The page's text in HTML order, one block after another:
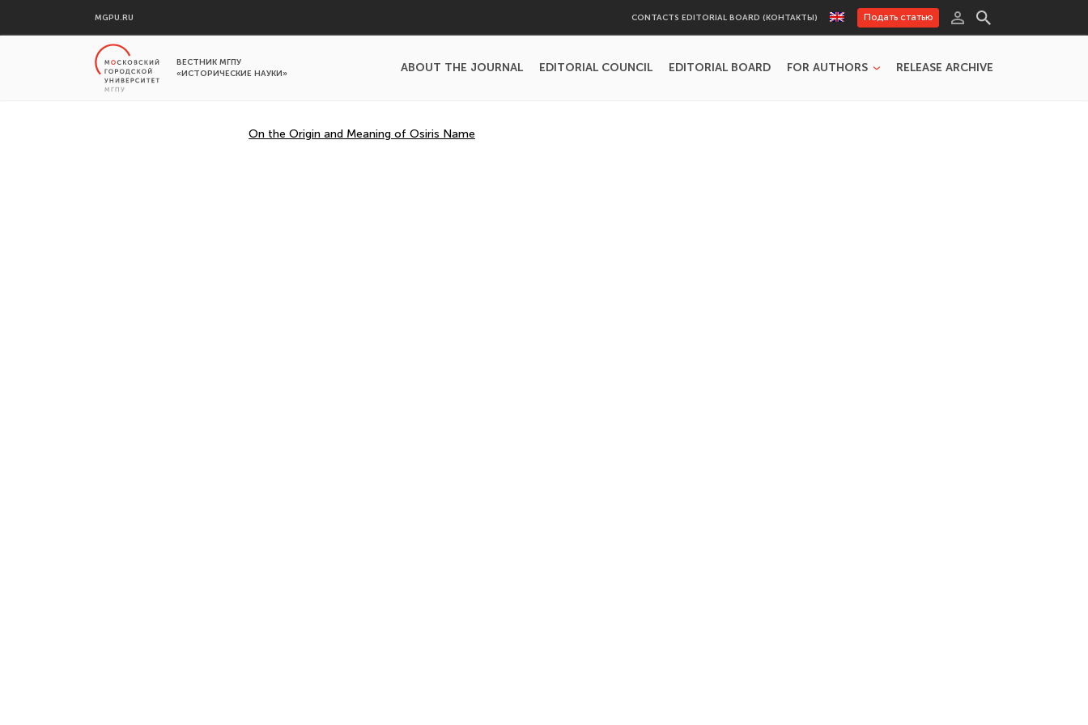
MGPU.RU CONTACTS EDITORIAL BOARD (КОНТАКТЫ) Подать статью
ВЕСТНИК МГПУ
«ИСТОРИЧЕСКИЕ НАУКИ»
ABOUT THE JOURNAL EDITORIAL COUNCIL EDITORIAL BOARD FOR AUTHORS RELEASE ARCHIVE
On the Origin and Meaning of Osiris Name